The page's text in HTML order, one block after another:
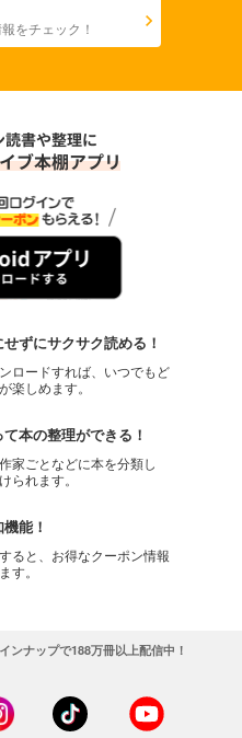
をチェック！
ずにサクサク読める！
ロードすれば、いつでもど
楽しめます。
本の整理ができる！
家ごとなどに本を分類し
られます。
能！
ると、お得なクーポン情報
す。
ンナップで188万冊以上配信中！